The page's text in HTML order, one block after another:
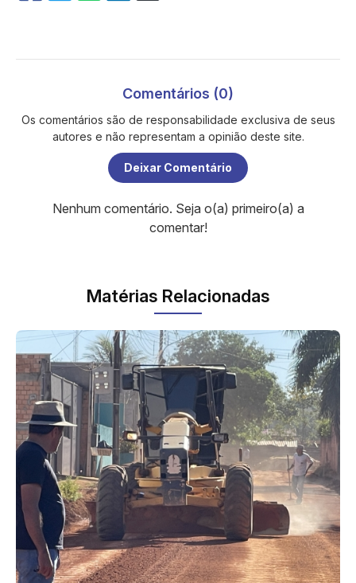
Comentários (0)
Os comentários são de responsabilidade exclusiva de seus
autores e não representam a opinião deste site.
Deixar Comentário
Nenhum comentário. Seja o(a) primeiro(a) a
comentar!
Matérias Relacionadas